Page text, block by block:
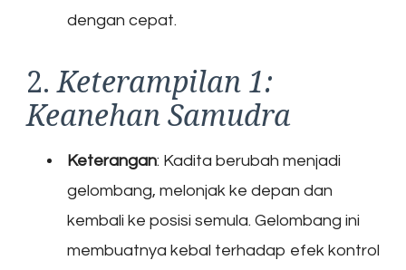
dengan cepat.
2.Keterampilan 1:
Keanehan Samudra
Keterangan: Kadita berubah menjadi
gelombang, melonjak ke depan dan
kembali ke posisi semula. Gelombang ini
membuatnya kebal terhadap efek kontrol